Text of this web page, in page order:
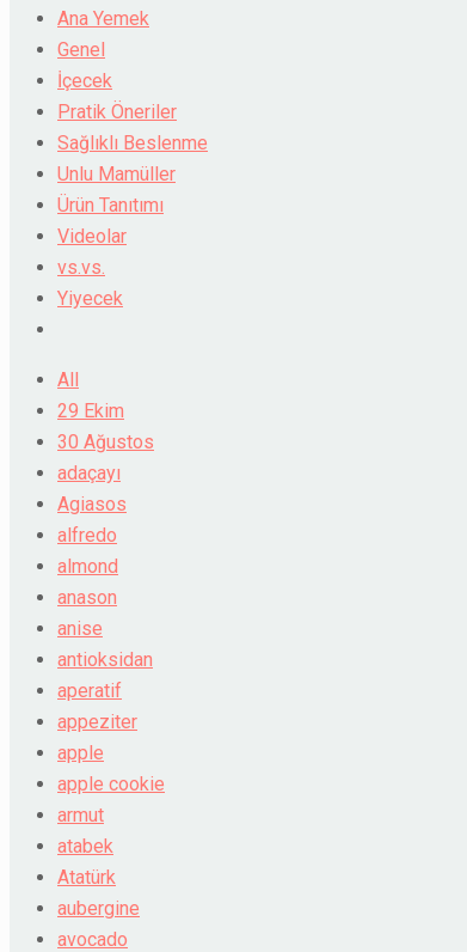
Ana Yemek
Genel
İçecek
Pratik Öneriler
Sağlıklı Beslenme
Unlu Mamüller
Ürün Tanıtımı
Videolar
vs.vs.
Yiyecek
All
29 Ekim
30 Ağustos
adaçayı
Agiasos
alfredo
almond
anason
anise
antioksidan
aperatif
appeziter
apple
apple cookie
armut
atabek
Atatürk
aubergine
avocado